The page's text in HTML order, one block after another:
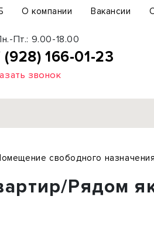
О компании Вакансии
Пт.: 9.00-18.00
(928) 166-01-23
звонок
Торговое
свободного назначения
Рядом